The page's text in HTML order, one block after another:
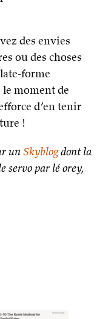
des envies
ou des choses
forme
le moment de
d’en tenir
!
unSkyblogdont la
servo par lé orey,